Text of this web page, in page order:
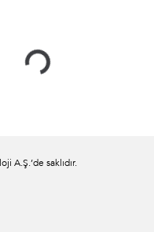
A.Ş.’de saklıdır.